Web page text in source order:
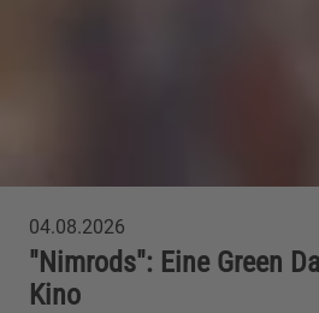
04.08.2026
"Nimrods": Eine Green
Kino